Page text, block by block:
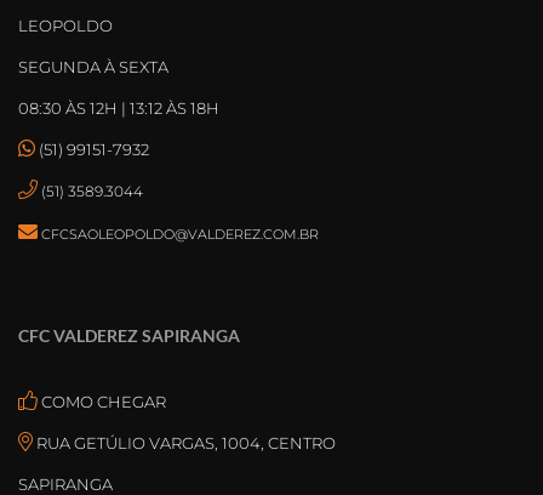
LEOPOLDO
SEGUNDA À SEXTA
08:30 ÀS 12H | 13:12 ÀS 18H
(51) 99151-7932
(51) 3589.3044
CFCSAOLEOPOLDO@VALDEREZ.COM.BR
CFC VALDEREZ SAPIRANGA
COMO CHEGAR
RUA GETÚLIO VARGAS, 1004, CENTRO
SAPIRANGA